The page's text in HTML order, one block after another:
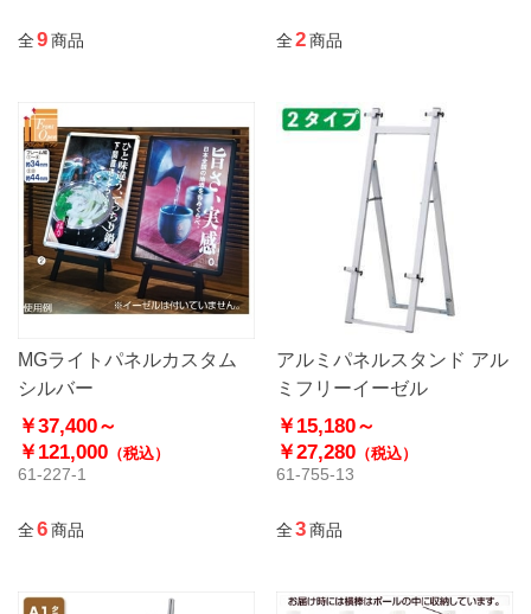
全9商品 全2商品
MGライトパネルカスタム
シルバー
￥37,400～
￥121,000 （税込）
61-227-1
全6商品
アルミパネルスタンド アル
ミフリーイーゼル
￥15,180～
￥27,280（税込）
61-755-13
全3商品